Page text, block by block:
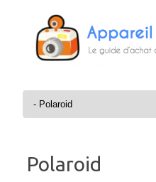
Aller au contenu
Polaroid